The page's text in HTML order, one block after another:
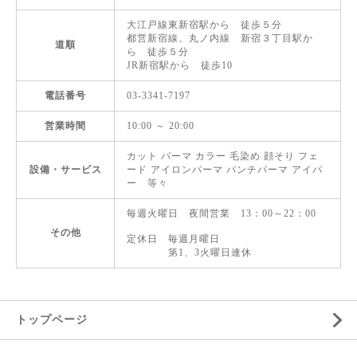
道順
大江戸線東新宿駅から 徒歩５分
都営新宿線、丸ノ内線 新宿３丁目駅か
ら 徒歩５分
JR新宿駅から 徒歩10
電話番号 03-3341-7197
営業時間 10:00 ～ 20:00
設備・サービス
カット パーマ カラー 毛染め 顔そり フェ
ード アイロンパーマ パンチパーマ アイパ
ー 等々
その他
毎週火曜日 夜間営業 13：00～22：00
定休日 毎週月曜日
第1、3火曜日連休
トップページ